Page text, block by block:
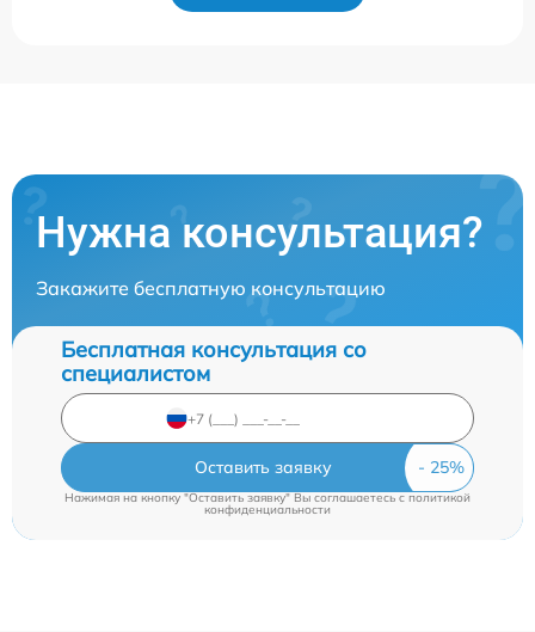
Нужна консультация?
Закажите бесплатную консультацию
Бесплатная консультация со
специалистом
Оставить заявку
Нажимая на кнопку "Оставить заявку" Вы соглашаетесь cполитикой
конфиденциальности